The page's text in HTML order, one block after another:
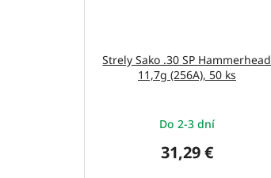
Strely Sako .30 SP Hammerhead
11,7g (256A), 50 ks
Do 2-3 dní
31,29 €